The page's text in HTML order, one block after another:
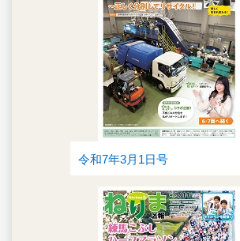
令和7年3月1日号